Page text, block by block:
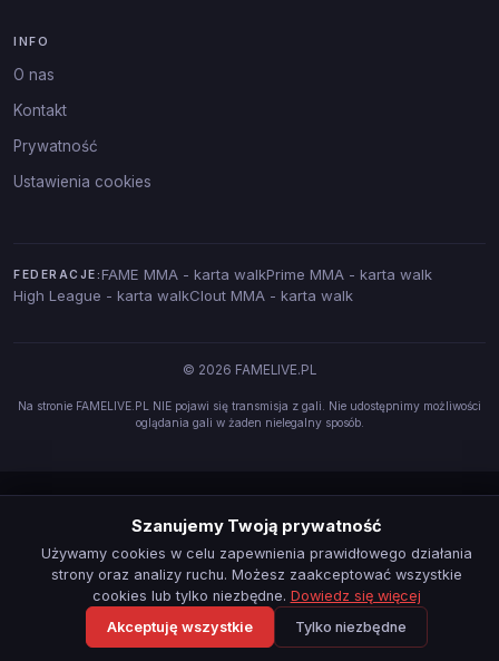
INFO
O nas
Kontakt
Prywatność
Ustawienia cookies
FEDERACJE: FAME MMA - karta walkPrime MMA - karta walk
High League - karta walkClout MMA - karta walk
© 2026 FAMELIVE.PL
Na stronie FAMELIVE.PL NIE pojawi się transmisja z gali. Nie udostępnimy możliwości
oglądania gali w żaden nielegalny sposób.
Szanujemy Twoją prywatność
Używamy cookies w celu zapewnienia prawidłowego działania
strony oraz analizy ruchu. Możesz zaakceptować wszystkie
cookies lub tylko niezbędne. Dowiedz się więcej
Akceptuję wszystkie
Tylko niezbędne